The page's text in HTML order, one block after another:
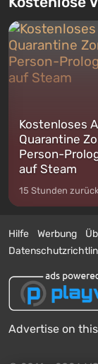
Kostenloses
Quarantine
Person-
auf Steam
15 Stunden zurück
Hilfe Werbung
Advertise on